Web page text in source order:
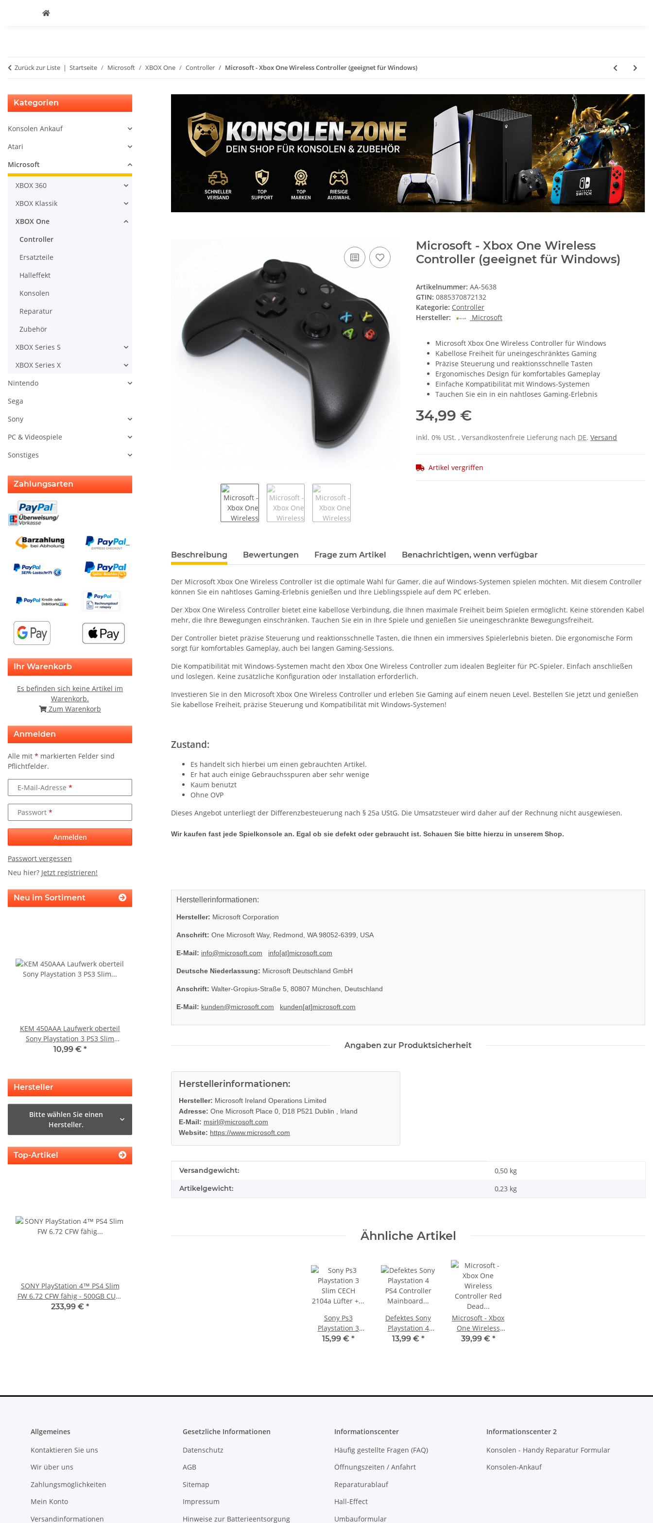
Zurück zur Liste Startseite Microsoft XBOX One Controller Microsoft - Xbox One Wireless Controller (geeignet für Windows)
Microsoft - Xbox One Wireless
Controller (geeignet für Windows)
Artikelnummer: AA-5638
GTIN: 0885370872132
Kategorie: Controller
Hersteller:
Microsoft
Microsoft Xbox One Wireless Controller für Windows
Kabellose Freiheit für uneingeschränktes Gaming
Präzise Steuerung und reaktionsschnelle Tasten
Ergonomisches Design für komfortables Gameplay
Einfache Kompatibilität mit Windows-Systemen
Tauchen Sie ein in ein nahtloses Gaming-Erlebnis
34,99 €
inkl. 0% USt. , Versandkostenfreie Lieferung nach DE. Versand
Artikel vergriffen
weitere Registerkarten anzeigen
Beschreibung Bewertungen Frage zum Artikel Benachrichtigen, wenn verfügbar
Der Microsoft Xbox One Wireless Controller ist die optimale Wahl für Gamer, die auf Windows-Systemen spielen möchten. Mit diesem Controller
können Sie ein nahtloses Gaming-Erlebnis genießen und Ihre Lieblingsspiele auf dem PC erleben.
Der Xbox One Wireless Controller bietet eine kabellose Verbindung, die Ihnen maximale Freiheit beim Spielen ermöglicht. Keine störenden Kabel
mehr, die Ihre Bewegungen einschränken. Tauchen Sie ein in Ihre Spiele und genießen Sie uneingeschränkte Bewegungsfreiheit.
Der Controller bietet präzise Steuerung und reaktionsschnelle Tasten, die Ihnen ein immersives Spielerlebnis bieten. Die ergonomische Form
sorgt für komfortables Gameplay, auch bei langen Gaming-Sessions.
Die Kompatibilität mit Windows-Systemen macht den Xbox One Wireless Controller zum idealen Begleiter für PC-Spieler. Einfach anschließen
und loslegen. Keine zusätzliche Konfiguration oder Installation erforderlich.
Investieren Sie in den Microsoft Xbox One Wireless Controller und erleben Sie Gaming auf einem neuen Level. Bestellen Sie jetzt und genießen
Sie kabellose Freiheit, präzise Steuerung und Kompatibilität mit Windows-Systemen!
Zustand:
Es handelt sich hierbei um einen gebrauchten Artikel.
Er hat auch einige Gebrauchsspuren aber sehr wenige
Kaum benutzt
Ohne OVP
Dieses Angebot unterliegt der Differenzbesteuerung nach § 25a UStG. Die Umsatzsteuer wird daher auf der Rechnung nicht ausgewiesen.
Wir kaufen fast jede Spielkonsole an. Egal ob sie defekt oder gebraucht ist. Schauen Sie bitte hierzu in unserem Shop.
Herstellerinformationen:
Hersteller: Microsoft Corporation
Anschrift: One Microsoft Way, Redmond, WA 98052-6399, USA
E-Mail: info@microsoft.com info[at]microsoft.com
Deutsche Niederlassung: Microsoft Deutschland GmbH
Anschrift: Walter-Gropius-Straße 5, 80807 München, Deutschland
E-Mail: kunden@microsoft.com kunden[at]microsoft.com
Angaben zur Produktsicherheit
Herstellerinformationen:
Hersteller: Microsoft Ireland Operations Limited
Adresse: One Microsoft Place 0, D18 P521 Dublin , Irland
E-Mail: msirl@microsoft.com
Website: https://www.microsoft.com
Produkteigenschaft
Wert
Versandgewicht: 0,50 kg
Artikelgewicht: 0,23 kg
Ähnliche Artikel
Sony Ps3
Playstation 3
Slim CECH
15,99 € *
Defektes Sony
Playstation 4
PS4 Controller
13,99 € *
Microsoft - Xbox
One Wireless
Controller Red
39,99 € *
Kategorien
Konsolen Ankauf
Atari
Microsoft
XBOX 360
XBOX Klassik
XBOX One
Controller
Ersatzteile
Halleffekt
Konsolen
Reparatur
Zubehör
XBOX Series S
XBOX Series X
Nintendo
Sega
Sony
PC & Videospiele
Sonstiges
Zahlungsarten
Ihr Warenkorb
Es befinden sich keine Artikel im
Warenkorb.
Zum Warenkorb
Anmelden
Alle mit * markierten Felder sind
Pflichtfelder.
E-Mail-Adresse
Passwort
Anmelden
Passwort vergessen
Neu hier? Jetzt registrieren!
Neu im Sortiment
KEM 450AAA Laufwerk oberteil
Sony Playstation 3 PS3 Slim
gebraucht
10,99 € *
KEM 450DAA Laufwerk ohne
Slim
SONY PS3 Slim Netzteil EADP
gerbaucht
Hersteller
Bitte wählen Sie einen
Hersteller.
Top-Artikel
SONY PlayStation 4™ PS4 Slim
FW 6.72 CFW fähig - 500GB CUH-
2016A
233,99 € *
PS3 Playstation 3 Laufwerk
Flachband Flex Kabel für KES
KEM 450DAA 450EAA Laser Slim
4,79 €*
Allgemeines
Kontaktieren Sie uns
Wir über uns
Zahlungsmöglichkeiten
Mein Konto
Versandinformationen
Gesetzliche Informationen
Datenschutz
AGB
Sitemap
Impressum
Hinweise zur Batterieentsorgung
Informationscenter
Häufig gestellte Fragen (FAQ)
Öffnungszeiten / Anfahrt
Reparaturablauf
Hall-Effect
Umbauformular
Informationscenter 2
Konsolen - Handy Reparatur Formular
Konsolen-Ankauf